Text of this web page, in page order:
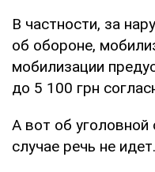
В частности, за
об обороне,
мобилизации
до 5 100 грн
А вот об уголовной
случае речь не идет.